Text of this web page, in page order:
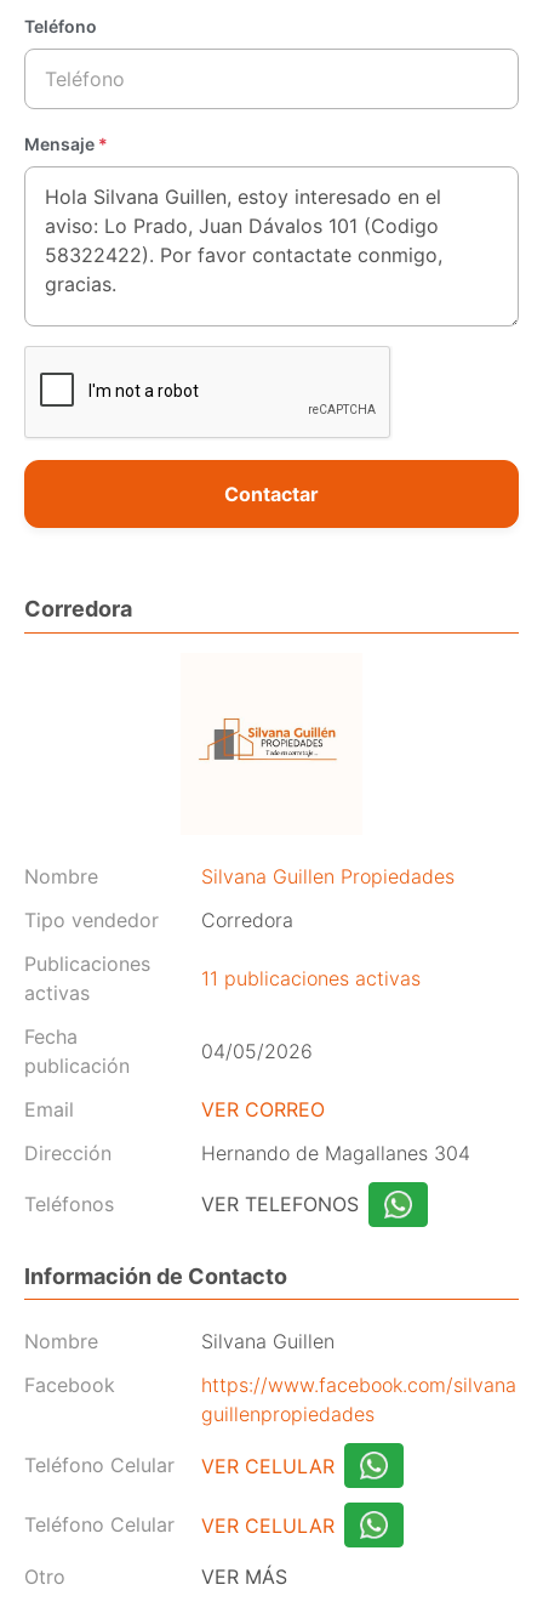
Teléfono
Mensaje *
Contactar
Corredora
Nombre
Silvana Guillen Propiedades
Tipo vendedor
Corredora
Publicaciones
activas
11 publicaciones activas
Fecha
publicación
04/05/2026
Email
VER CORREO
Dirección
Hernando de Magallanes 304
Teléfonos VER TELEFONOS
Información de Contacto
Nombre
Silvana Guillen
Facebook
https://www.facebook.com/silvana
guillenpropiedades
Teléfono Celular VER CELULAR
Teléfono Celular VER CELULAR
Otro VER MÁS